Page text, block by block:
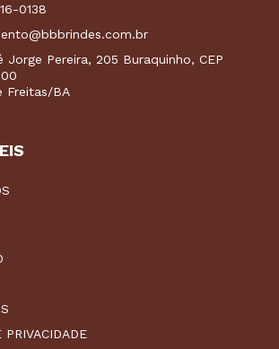
0138
Jorge Pereira, 205 Buraquinho, CEP
Freitas/BA
PRIVACIDADE